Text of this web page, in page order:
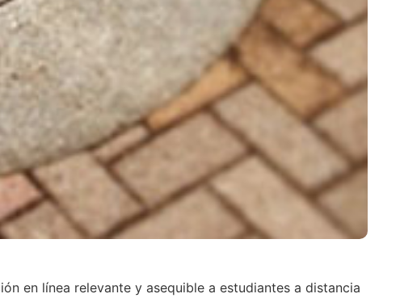
en línea relevante y asequible a estudiantes a distancia